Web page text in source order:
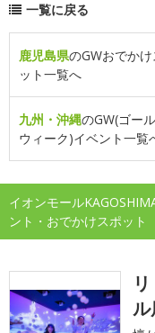
一覧に戻る
鹿児島県のGWおでかけ
ット一覧へ
九州・沖縄のGW(ゴー
ウィーク)イベント一覧
イオンモール
ント・おでかけスポット
ル